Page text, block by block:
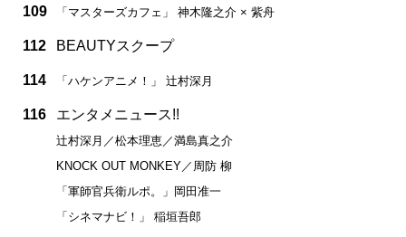
109 「マスターズカフェ」 神木隆之介 × 紫舟
112 BEAUTYスクープ
114 「ハケンアニメ！」 辻村深月
116 エンタメニュース!!
辻村深月／松本理恵／満島真之介
KNOCK OUT MONKEY／周防 柳
「軍師官兵衛ルポ。」岡田准一
「シネマナビ！」 稲垣吾郎